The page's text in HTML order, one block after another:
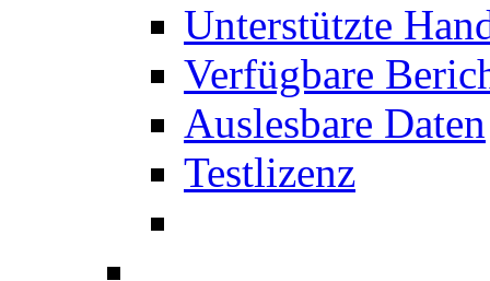
Unterstützte
Verfügbare
Auslesbare Daten
Testlizenz